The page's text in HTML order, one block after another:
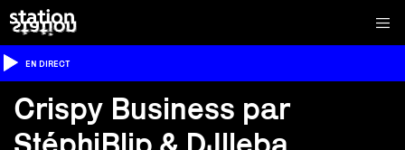
EN DIRECT
Crispy Business par